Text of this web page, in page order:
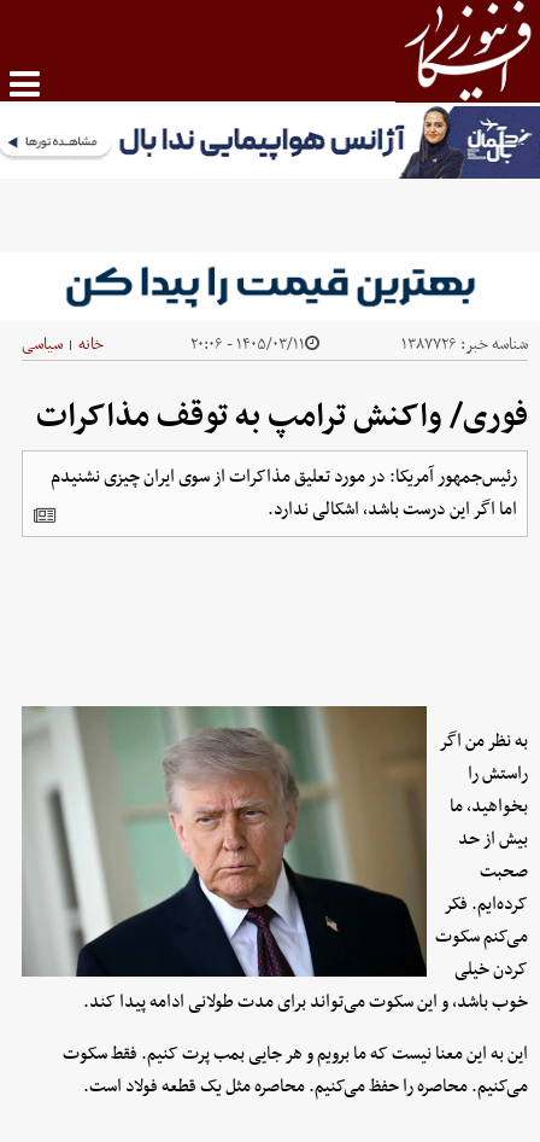
شناسه خبر: ۱۳۸۷۷۲۶ ۱۴۰۵/۰۳/۱۱ - ۲۰:۰۶ خانه | سیاسی
فوری/ واکنش ترامپ به توقف مذاکرات
رئیس‌جمهور آمریکا: در مورد تعلیق مذاکرات از سوی ایران چیزی نشنیدم
اما اگر این درست باشد، اشکالی ندارد.
به نظر من اگر
راستش را
بخواهید، ما
بیش از حد
صحبت
کرده‌ایم. فکر
می‌کنم سکوت
کردن خیلی
خوب باشد، و این سکوت می‌تواند برای مدت طولانی ادامه پیدا کند.
این به این معنا نیست که ما برویم و هر جایی بمب پرت کنیم. فقط سکوت
می‌کنیم. محاصره را حفظ می‌کنیم. محاصره مثل یک قطعه فولاد است.